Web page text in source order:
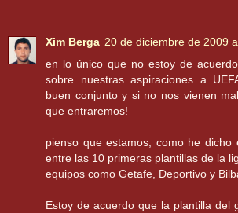
Xim Berga 20 de diciembre de 2009
en lo único que no estoy de
sobre nuestras aspiraciones a
buen conjunto y si no nos vienen
que entraremos!
pienso que estamos, como he dicho
entre las 10 primeras plantillas de la
equipos como Getafe, Deportivo y
Estoy de acuerdo que la plantilla del